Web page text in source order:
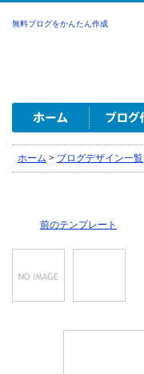
無料ブログをかんたん作成
ホーム > ブログデザイン一覧
前のテンプレート